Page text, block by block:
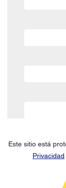
Este sitio está
Privacidad